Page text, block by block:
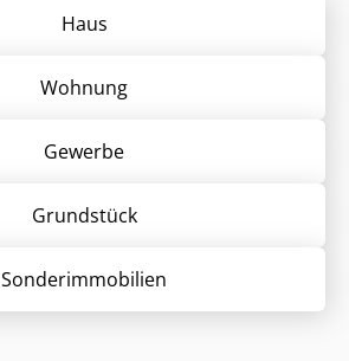
Haus
Wohnung
Gewerbe
Grund­stück
Sonder­immobilien